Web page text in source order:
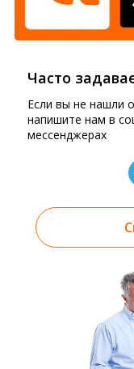
Часто
Если вы не нашли
напишите нам в
мессенджерах